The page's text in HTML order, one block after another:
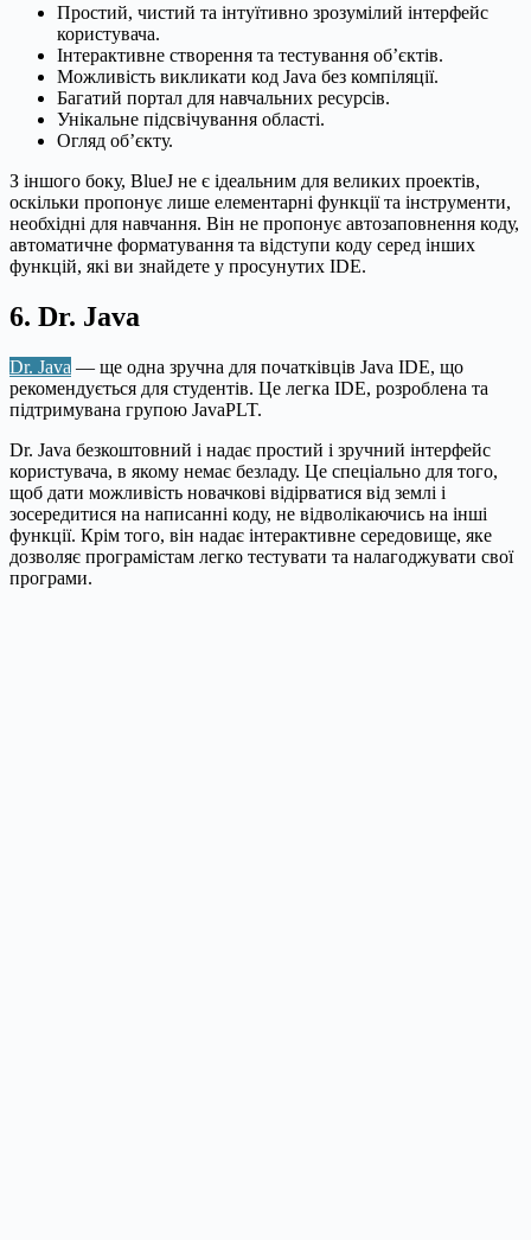
Простий, чистий та інтуїтивно зрозумілий інтерфейс
користувача.
Інтерактивне створення та тестування об’єктів.
Можливість викликати код Java без компіляції.
Багатий портал для навчальних ресурсів.
Унікальне підсвічування області.
Огляд об’єкту.
З іншого боку, BlueJ не є ідеальним для великих проектів,
оскільки пропонує лише елементарні функції та інструменти,
необхідні для навчання. Він не пропонує автозаповнення коду,
автоматичне форматування та відступи коду серед інших
функцій, які ви знайдете у просунутих IDE.
6. Dr. Java
Dr. Java — ще одна зручна для початківців Java IDE, що
рекомендується для студентів. Це легка IDE, розроблена та
підтримувана групою JavaPLT.
Dr. Java безкоштовний і надає простий і зручний інтерфейс
користувача, в якому немає безладу. Це спеціально для того,
щоб дати можливість новачкові відірватися від землі і
зосередитися на написанні коду, не відволікаючись на інші
функції. Крім того, він надає інтерактивне середовище, яке
дозволяє програмістам легко тестувати та налагоджувати свої
програми.